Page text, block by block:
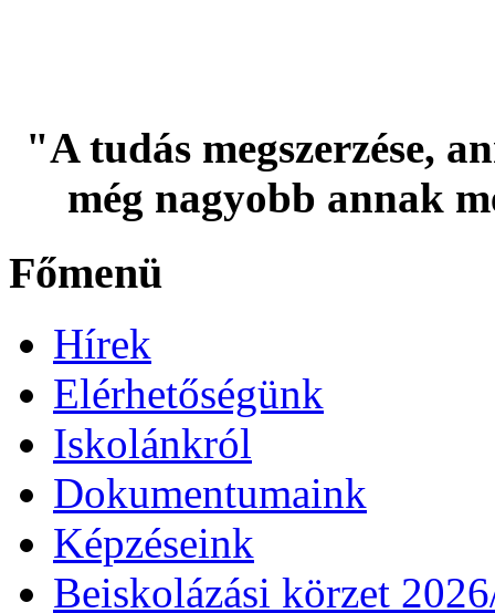
"A tudás megszerzése,
még nagyobb annak
Főmenü
Hírek
Elérhetőségünk
Iskolánkról
Dokumentumaink
Képzéseink
Beiskolázási körzet